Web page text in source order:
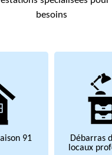
besoins
91
Débarras
locaux